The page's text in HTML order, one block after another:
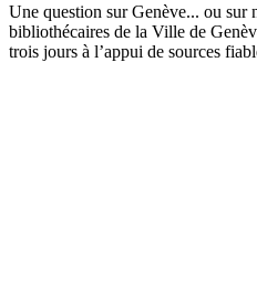
Une question sur Genève... ou sur
bibliothécaires de la Ville de
trois jours à l’appui de sources